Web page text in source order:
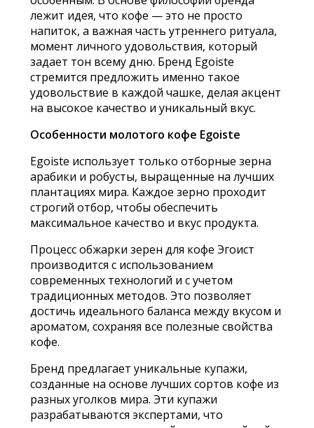
лежит идея, что кофе — это не просто
напиток, а важная часть утреннего ритуала,
момент личного удовольствия, который
задает тон всему дню. Бренд Egoiste
стремится предложить именно такое
удовольствие в каждой чашке, делая акцент
на высокое качество и уникальный вкус.
Особенности молотого кофе Egoiste
Egoiste использует только отборные зерна
арабики и робусты, выращенные на лучших
плантациях мира. Каждое зерно проходит
строгий отбор, чтобы обеспечить
максимальное качество и вкус продукта.
Процесс обжарки зерен для кофе Эгоист
производится с использованием
современных технологий и с учетом
традиционных методов. Это позволяет
достичь идеального баланса между вкусом и
ароматом, сохраняя все полезные свойства
кофе.
Бренд предлагает уникальные купажи,
созданные на основе лучших сортов кофе из
разных уголков мира. Эти купажи
разрабатываются экспертами, что